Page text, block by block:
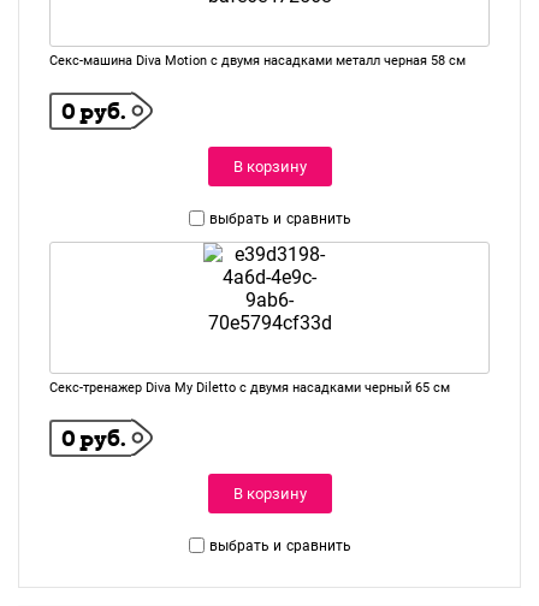
Секс-машина Diva Motion с двумя насадками металл черная 58 см
0 руб.
В корзину
выбрать и сравнить
Секс-тренажер Diva My Diletto с двумя насадками черный 65 см
0 руб.
В корзину
выбрать и сравнить